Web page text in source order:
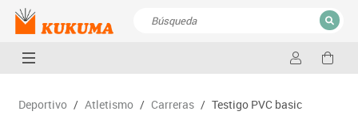
CERRAR
Deportivo / Atletismo / Carreras / Testigo PVC basic